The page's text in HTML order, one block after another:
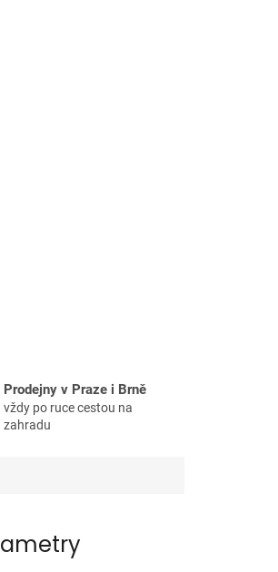
Prodejny v Praze i Brně
vždy po ruce cestou na
zahradu